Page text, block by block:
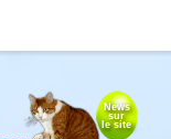
News
sur
le site